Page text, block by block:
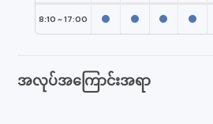
8:10 ~ 17:00
အလုပ်အကြောင်းအရာ